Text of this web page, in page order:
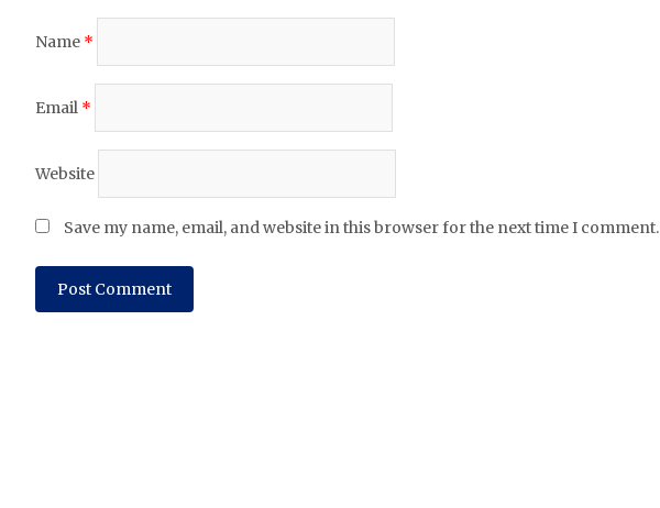
Name *
Email *
Website
Save my name, email, and website in this browser for the next time I comment.